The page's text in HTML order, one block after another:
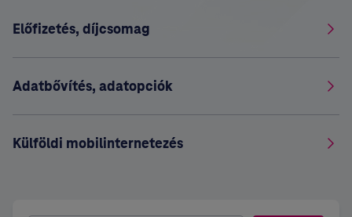
Előfizetés, díjcsomag
Adatbővítés, adatopciók
Külföldi mobilinternetezés